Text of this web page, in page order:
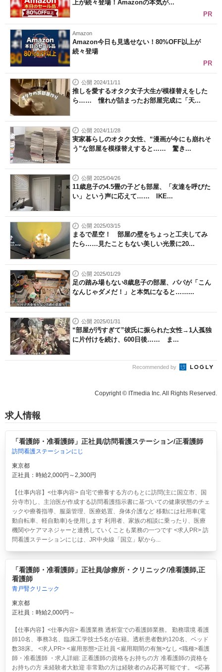
上が続々登場！Amazonの本気が...
PR
Amazon
Amazon今日も見逃せない！80%OFF以上が
続々登場
PR
公開 2024/11/11
推しを愛するオタク女子大生が模様替えをした
ら…… 憧れが詰まったお部屋完成に「天...
公開 2024/11/28
実家暮らしのオタク女性、“漫画が今にも崩れそ
う”な部屋を模様替えすると…… 驚き...
公開 2025/04/26
11歳息子の4.5畳の子ども部屋、「友達を呼びた
い」という声に応えて…… IKE...
公開 2025/03/15
まるで星空！ 部屋の壁をちょっと工夫してみ
たら……見たこともない美しい光景に20...
公開 2025/01/29
足の踏み場もない8歳息子の部屋、パパが「こん
なんじゃダメだ！」と本気になると……...
公開 2025/01/31
“部屋が汚すぎて”彼氏に振られた女性→1人孤独
に片付けを続け、600日後…… ま...
Recommended by
Copyright © ITmedia Inc. All Rights Reserved.
求人情報
「看護師・准看護師」正社員/訪問看護ステーション/正看護師
訪問看護ステーションにじ
東京都
正社員：時給2,000円～2,300円
【仕事内容】<仕事内容> 自宅で療養する方のもとに訪問(主に国立市、国
分寺市)し、主治医が作成する訪問看護指示書に基づいての健康状態のチェ
ックや療養指導、服薬管理、医療処置、身体介護など 移動には社用車(電
動自転車、軽自動車)を使用します 利用者、家族の相談に乗ったり、医療
機関やケアマネジャーと連携していくことも業務の一つです <求人PR> 訪
問看護ステーションにじは、JR中央線「国立」駅から...
「看護師・准看護師」正社員/診療所・クリニック/准看護師,正
看護師
青戸腎クリニック
東京都
正社員：時給2,000円～
【仕事内容】<仕事内容> 看護業務 透析室での看護師業務。 勤務環境 看護
師10名、事務3名、臨床工学技士5名が在籍。透析患者数約120名、ベッド
数38床。 <求人PR> <雇用形態>正社員 <雇用期間の有無>なし <職種>看護
師・准看護師 ・求人詳細: 正看護師の資格をお持ちの方 准看護師の資格を
お持ちの方 未経験者大歓迎 非常勤の方は経験者のみ応募可能です。 <応募